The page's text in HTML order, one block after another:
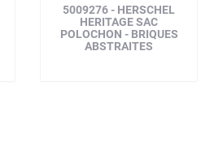
5009276 - HERSCHEL
HERITAGE SAC
POLOCHON - BRIQUES
ABSTRAITES